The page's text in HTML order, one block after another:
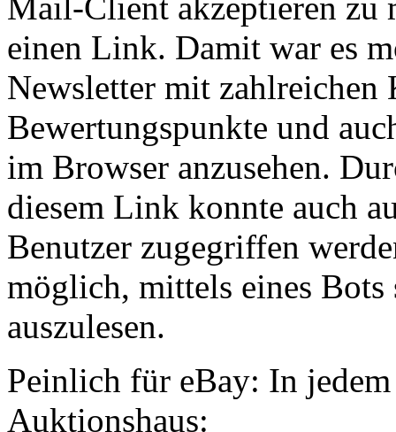
einen Link. Damit war es
Newsletter mit zahlreichen
Bewertungspunkte und
im Browser anzusehen.
diesem Link konnte auch
Benutzer zugegriffen
möglich, mittels eines
auszulesen.
Peinlich für eBay: In
Auktionshaus: